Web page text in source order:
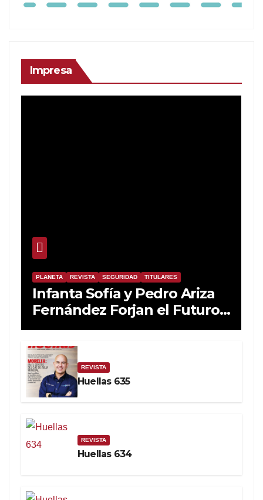
Impresa
PLANETA REVISTA SEGURIDAD TITULARES
Infanta Sofía y Pedro Ariza
Fernández Forjan el Futuro
de la Soberanía Real
REVISTA
Huellas 635
REVISTA
Huellas 634